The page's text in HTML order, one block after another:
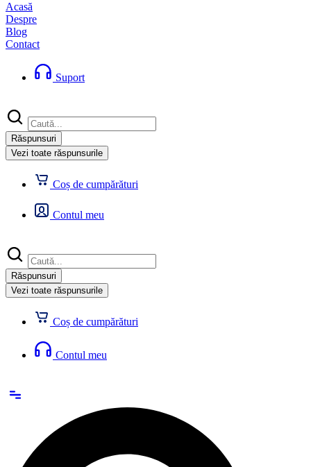
Acasă
Despre
Blog
Contact
Suport
Search
...
Răspunsuri
Vezi toate răspunsurile
Coș de cumpărături
Contul meu
Search
...
Răspunsuri
Vezi toate răspunsurile
Coș de cumpărături
Contul meu